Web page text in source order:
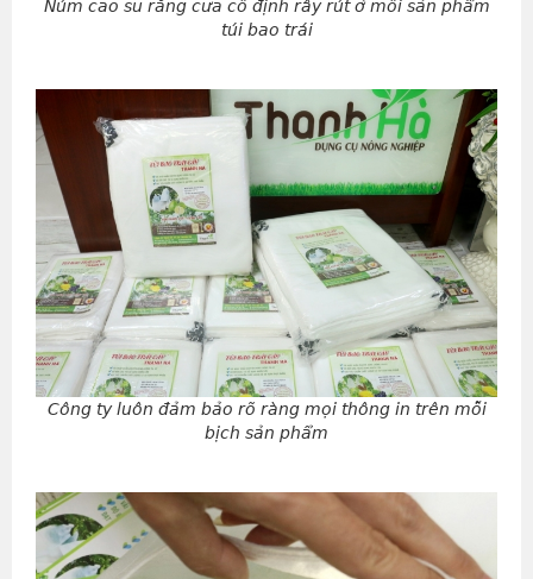
Núm cao su răng cưa cố định rây rút ở mỗi sản phẩm
túi bao trái
Công ty luôn đảm bảo rõ ràng mọi thông in trên mỗi
bịch sản phẩm